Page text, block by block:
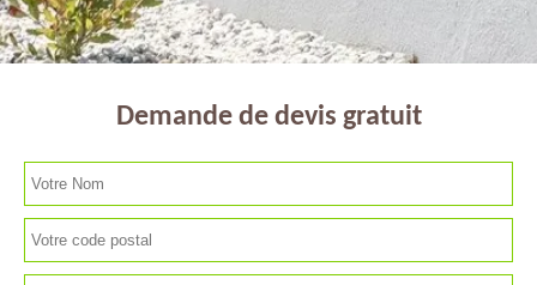
Demande de devis gratuit